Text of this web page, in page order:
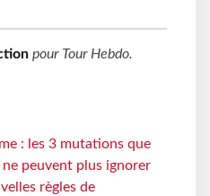
pour Tour Hebdo.
: les 3 mutations que
ne peuvent plus ignorer
règles de